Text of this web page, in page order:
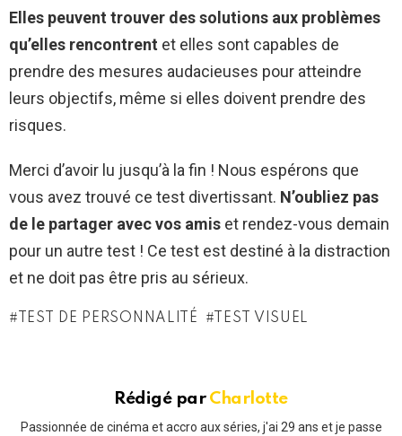
Elles peuvent trouver des solutions aux problèmes
qu’elles rencontrent et elles sont capables de
prendre des mesures audacieuses pour atteindre
leurs objectifs, même si elles doivent prendre des
risques.
Merci d’avoir lu jusqu’à la fin ! Nous espérons que
vous avez trouvé ce test divertissant. N’oubliez pas
de le partager avec vos amis et rendez-vous demain
pour un autre test ! Ce test est destiné à la distraction
et ne doit pas être pris au sérieux.
TEST DE PERSONNALITÉ TEST VISUEL
Rédigé par Charlotte
Passionnée de cinéma et accro aux séries, j'ai 29 ans et je passe